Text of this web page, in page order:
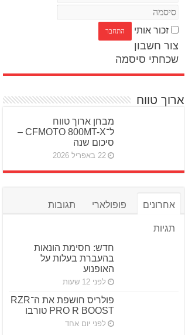
זכור אותי
צור חשבון
שכחתי סיסמה
ארוך טווח
מבחן ארוך טווח
ל־CFMOTO 800MT-X –
סיכום שנה
22 באפריל 2026
אחרונים פופולארי תגובות
תגיות
חדש: חסימת הונאות
בהעברת בעלות על
האופנוע
לפני 12 שעות
פולריס חושפת את ה־RZR
PRO R BOOST טורבו
לפני יום אחד